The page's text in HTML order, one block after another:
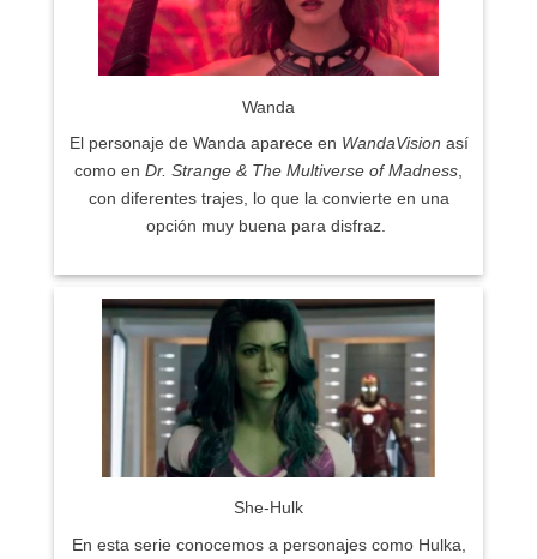
Wanda
El personaje de Wanda aparece en WandaVision así
como en Dr. Strange & The Multiverse of Madness
con diferentes trajes, lo que la convierte en una
opción muy buena para disfraz.
She-Hulk
En esta serie conocemos a personajes como Hulka,